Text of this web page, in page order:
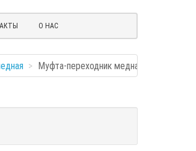
О НАС
Муфта-переходник медная (28,58 -